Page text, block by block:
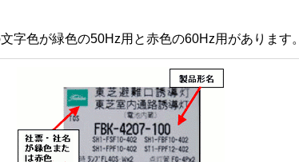
字色が緑色の50Hz用と赤色の60Hz用があります。